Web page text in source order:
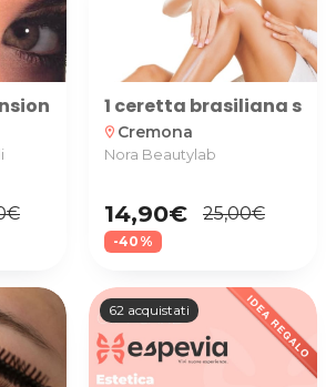
Ciglia1 ceretta brasiliana su
location_on Cremona
Nora Beautylab
14,90€ 25,00€
-40%
62 acquistati